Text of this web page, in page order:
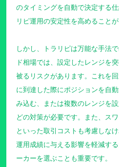
のタイミングを自動で決定する
リピ運用の安定性を高めることが
しかし、トラリピは万能な手法
ド相場では、設定したレンジを
被るリスクがあります。これを
に到達した際にポジションを自
み込む、または複数のレンジを
どの対策が必要です。また、ス
といった取引コストも考慮しな
運用成績に与える影響を軽減す
ーカーを選ぶことも重要です。